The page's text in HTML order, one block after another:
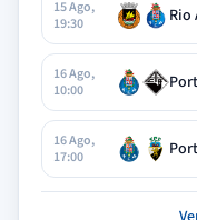
15 Ago,
19:30
Rio
16 Ago,
10:00
16 Ago,
17:00